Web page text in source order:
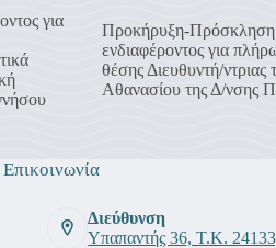
για
Προκήρυξη-
ενδιαφέροντος για
θέσης Διευθυντή/
Αθανασίου της Δ/νσης
Επικοινωνία
Διεύθυνση
Υπαπαντής 36, Τ.Κ.